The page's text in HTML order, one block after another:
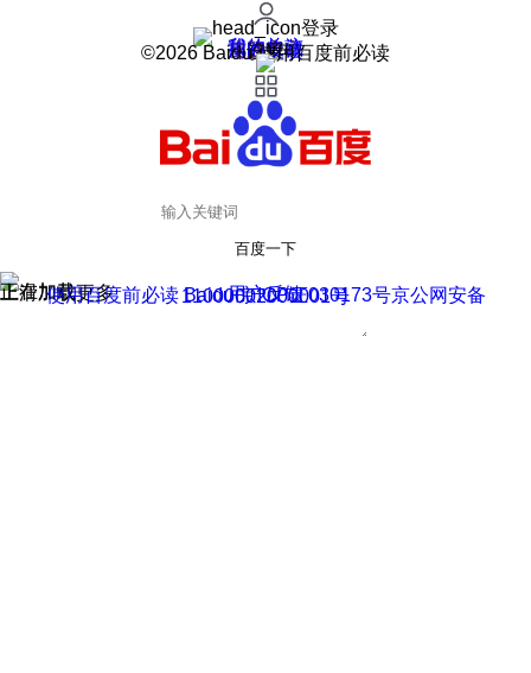
登录
我的关注
我的收藏
皮肤中心
用户反馈
设置
©2026 Baidu 使用百度前必读
百度一下
正在加载
上滑加载更多 用户反馈
使用百度前必读 Baidu 京ICP证030173号
京公网安备11000002000001号